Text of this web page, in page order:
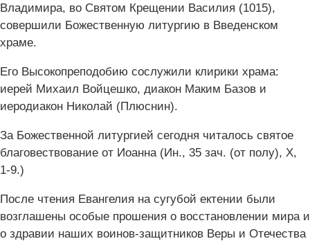
Владимира, во Святом Крещении Василия (1015),
совершили Божественную литургию в Введенском
храме.
Его Высокопреподобию сослужили клирики храма:
иерей Михаил Войцешко, диакон Маким Базов и
иеродиакон Николай (Плюснин).
За Божественной литургией сегодня читалось святое
благовествование от Иоанна (Ин., 35 зач. (от полу‌), X,
1-9.)
После чтения Евангелия на сугубой ектении были
возглашены особые прошения о восстановлении мира и
о здравии наших воинов-защитников Веры и Отечества